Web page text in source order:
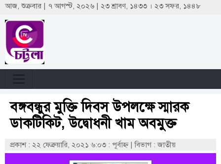
আজ, শুক্রবার | ৭ আগস্ট, ২০২৬ | ২৩ শ্রাবণ, ১৪৩৩ । ২৩ সফর, ১৪৪৮
বঙ্গবন্ধুর মুক্তি দিবস উপলক্ষে স্মারক
ডাকটিকিট, উদ্বোধনী খাম অবমুক্ত
প্রকাশ : ২২ ফেব্রুয়ারি, ২০২১ ৬:০৩ : পূর্বাহ্ণ |বিভাগ : জাতীয়